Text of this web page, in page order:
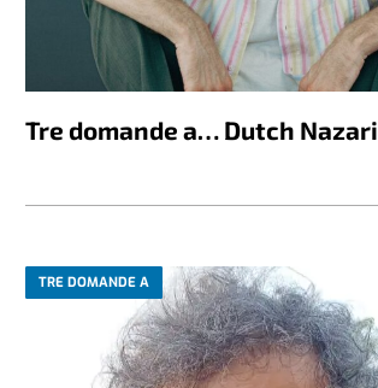
Tre domande a… Dutch Nazari
TRE DOMANDE A